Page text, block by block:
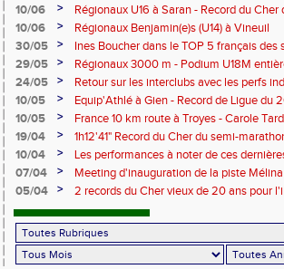
10/06
>
Régionaux U16 à Saran - Record du
Bonhomme - 2'38"80
10/06 >
Régionaux Benjamin(e)s (U14) à Vineuil
30/05
>
Ines Boucher dans le TOP 5 français des
29/05
>
Régionaux 3000 m - Podium U18M
24/05
>
Retour sur les interclubs avec les perfs
10/05
>
Equip'Athlé à Gien - Record de Ligue du
Picy en 6'33"53
10/05 >
France 10 km route à Troyes - Carole
19/04
>
1h12'41" Record du Cher du semi-
10/04
>
Les performances à noter de ces
07/04
>
Meeting d'inauguration de la piste
05/04
>
2 records du Cher vieux de 20 ans pour